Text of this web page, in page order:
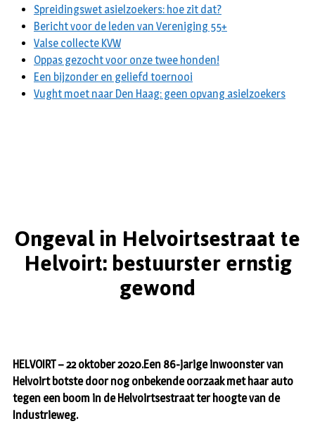
Spreidingswet asielzoekers: hoe zit dat?
Bericht voor de leden van Vereniging 55+
Valse collecte KVW
Oppas gezocht voor onze twee honden!
Een bijzonder en geliefd toernooi
Vught moet naar Den Haag: geen opvang asielzoekers
Ongeval in Helvoirtsestraat te
Helvoirt: bestuurster ernstig
gewond
HELVOIRT – 22 oktober 2020.Een 86-jarige inwoonster van
Helvoirt botste door nog onbekende oorzaak met haar auto
tegen een boom in de Helvoirtsestraat ter hoogte van de
Industrieweg.